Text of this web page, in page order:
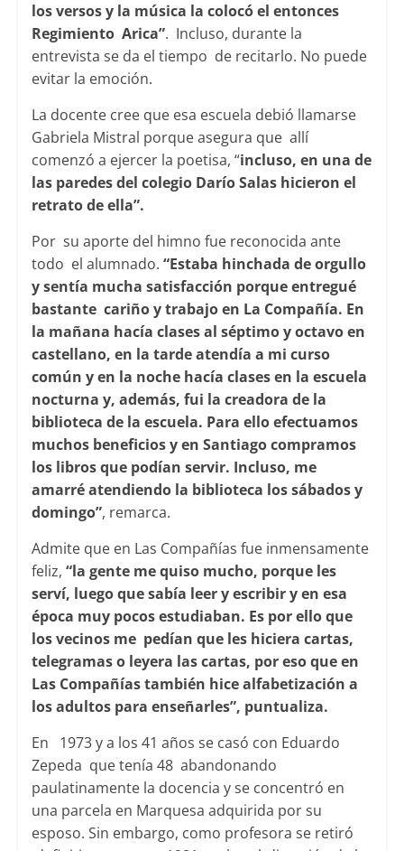
los versos y la música la colocó el entonces
Regimiento Arica”. Incluso, durante la
entrevista se da el tiempo de recitarlo. No puede
evitar la emoción.
La docente cree que esa escuela debió llamarse
Gabriela Mistral porque asegura que allí
comenzó a ejercer la poetisa, “incluso, en una de
las paredes del colegio Darío Salas hicieron el
retrato de ella”.
Por su aporte del himno fue reconocida ante
todo el alumnado. “Estaba hinchada de orgullo
y sentía mucha satisfacción porque entregué
bastante cariño y trabajo en La Compañía. En
la mañana hacía clases al séptimo y octavo en
castellano, en la tarde atendía a mi curso
común y en la noche hacía clases en la escuela
nocturna y, además, fui la creadora de la
biblioteca de la escuela. Para ello efectuamos
muchos beneficios y en Santiago compramos
los libros que podían servir. Incluso, me
amarré atendiendo la biblioteca los sábados y
domingo”, remarca.
Admite que en Las Compañías fue inmensamente
feliz, “la gente me quiso mucho, porque les
serví, luego que sabía leer y escribir y en esa
época muy pocos estudiaban. Es por ello que
los vecinos me pedían que les hiciera cartas,
telegramas o leyera las cartas, por eso que en
Las Compañías también hice alfabetización a
los adultos para enseñarles”, puntualiza.
En 1973 y a los 41 años se casó con Eduardo
Zepeda que tenía 48 abandonando
paulatinamente la docencia y se concentró en
una parcela en Marquesa adquirida por su
esposo. Sin embargo, como profesora se retiró